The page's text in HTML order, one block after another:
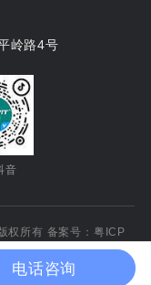
岭路4号
音
所有 备案号： 粤ICP
技术支持：
助客传媒
电话咨询